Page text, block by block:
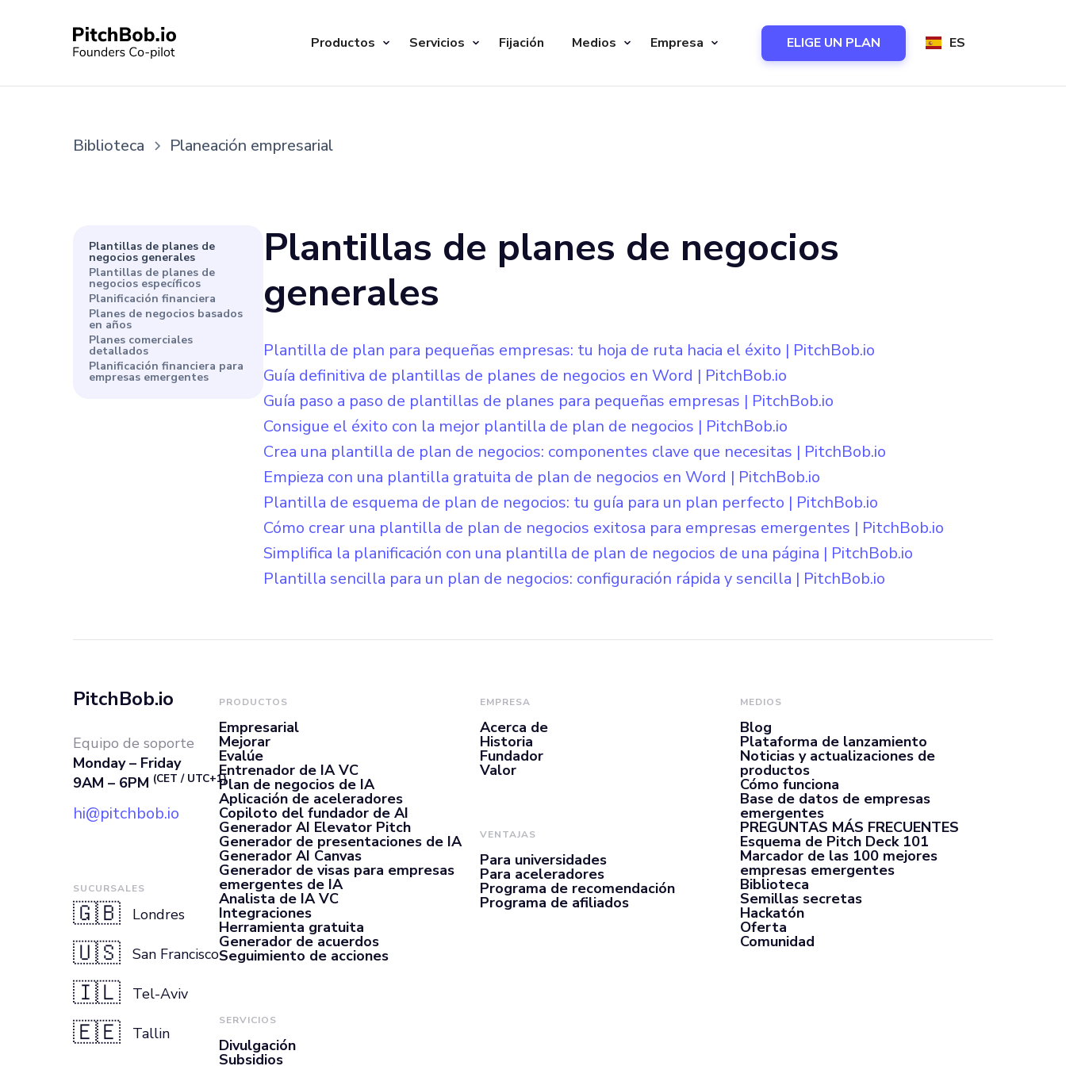
Productos Servicios Fijación Medios Empresa ELIGE UN PLAN ES
Biblioteca Planeación empresarial
Plantillas de planes de
negocios generales
Plantillas de planes de
negocios específicos
Planificación financiera
Planes de negocios basados
en años
Planes comerciales
detallados
Planificación financiera para
empresas emergentes
Plantillas de planes de negocios
generales
Plantilla de plan para pequeñas empresas: tu hoja de ruta hacia el éxito | PitchBob.io
Guía definitiva de plantillas de planes de negocios en Word | PitchBob.io
Guía paso a paso de plantillas de planes para pequeñas empresas | PitchBob.io
Consigue el éxito con la mejor plantilla de plan de negocios | PitchBob.io
Crea una plantilla de plan de negocios: componentes clave que necesitas | PitchBob.io
Empieza con una plantilla gratuita de plan de negocios en Word | PitchBob.io
Plantilla de esquema de plan de negocios: tu guía para un plan perfecto | PitchBob.io
Cómo crear una plantilla de plan de negocios exitosa para empresas emergentes | PitchBob.io
Simplifica la planificación con una plantilla de plan de negocios de una página | PitchBob.io
Plantilla sencilla para un plan de negocios: configuración rápida y sencilla | PitchBob.io
PitchBob.io
Equipo de soporte
Monday – Friday
9AM – 6PM (CET / UTC+1)
hi@pitchbob.io
SUCURSALES
🇬🇧 Londres
🇺🇸 San Francisco
🇮🇱 Tel-Aviv
🇪🇪 Tallin
PRODUCTOS
Empresarial
Mejorar
Evalúe
Entrenador de IA VC
Plan de negocios de IA
Aplicación de aceleradores
Copiloto del fundador de AI
Generador AI Elevator Pitch
Generador de presentaciones de IA
Generador AI Canvas
Generador de visas para empresas
emergentes de IA
Analista de IA VC
Integraciones
Herramienta gratuita
Generador de acuerdos
Seguimiento de acciones
SERVICIOS
Divulgación
Subsidios
EMPRESA
Acerca de
Historia
Fundador
Valor
VENTAJAS
Para universidades
Para aceleradores
Programa de recomendación
Programa de afiliados
MEDIOS
Blog
Plataforma de lanzamiento
Noticias y actualizaciones de
productos
Cómo funciona
Base de datos de empresas
emergentes
PREGUNTAS MÁS FRECUENTES
Esquema de Pitch Deck 101
Marcador de las 100 mejores
empresas emergentes
Biblioteca
Semillas secretas
Hackatón
Oferta
Comunidad